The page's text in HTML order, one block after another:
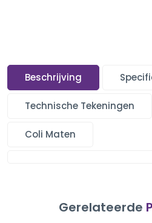
Beschrijving
Technische Tekeningen
Coli Maten
Gerelateerde